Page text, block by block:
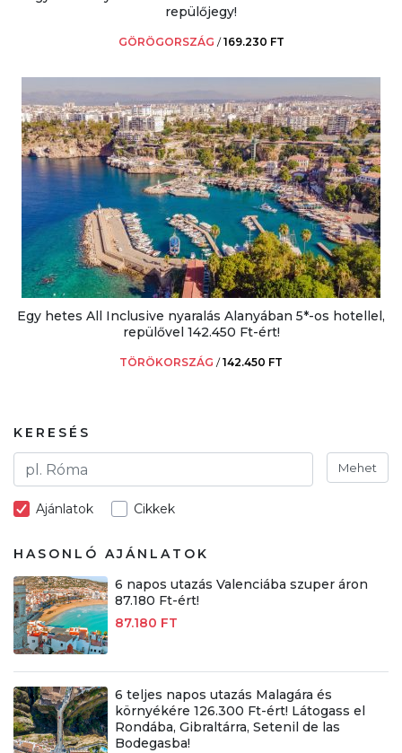
repülőjegy!
GÖRÖGORSZÁG /169.230 FT
Egy hetes All Inclusive nyaralás Alanyában 5*-os hotellel,
repülővel 142.450 Ft-ért!
TÖRÖKORSZÁG /142.450 FT
KERESÉS
Mehet
Ajánlatok Cikkek
HASONLÓ AJÁNLATOK
6 napos utazás Valenciába szuper áron
87.180 Ft-ért!
87.180 FT
6 teljes napos utazás Malagára és
környékére 126.300 Ft-ért! Látogass el
Rondába, Gibraltárra, Setenil de las
Bodegasba!